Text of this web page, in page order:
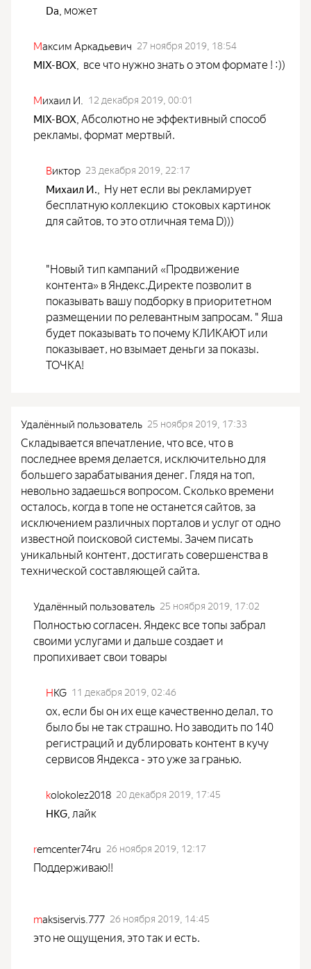
Da может
Максим Аркадьевич 27 ноября 2019, 18:54
MIX-BOX все что нужно знать о этом формате ! :))
Михаил И. 12 декабря 2019, 00:01
MIX-BOX Абсолютно не эффективный способ
рекламы, формат мертвый.
Виктор 23 декабря 2019, 22:17
Михаил И. Ну нет если вы рекламирует
бесплатную коллекцию стоковых картинок
для сайтов, то это отличная тема D)))
"Новый тип кампаний «Продвижение
контента» в Яндекс.Директе позволит в
показывать вашу подборку в приоритетном
размещении по релевантным запросам. " Яша
будет показывать то почему КЛИКАЮТ или
показывает, но взымает деньги за показы.
ТОЧКА!
Удалённый пользователь 25 ноября 2019, 17:33
Складывается впечатление, что все, что в
последнее время делается, исключительно для
большего зарабатывания денег. Глядя на топ,
невольно задаешься вопросом. Сколько времени
осталось, когда в топе не останется сайтов, за
исключением различных порталов и услуг от одно
известной поисковой системы. Зачем писать
уникальный контент, достигать совершенства в
технической составляющей сайта.
Удалённый пользователь 25 ноября 2019, 17:02
Полностью согласен. Яндекс все топы забрал
своими услугами и дальше создает и
пропихивает свои товары
HKG 11 декабря 2019, 02:46
ох, если бы он их еще качественно делал, то
было бы не так страшно. Но заводить по 140
регистраций и дублировать контент в кучу
сервисов Яндекса - это уже за гранью.
kolokolez2018 20 декабря 2019, 17:45
HKG лайк
remcenter74ru 26 ноября 2019, 12:17
Поддерживаю!!
maksiservis.777 26 ноября 2019, 14:45
это не ощущения, это так и есть.